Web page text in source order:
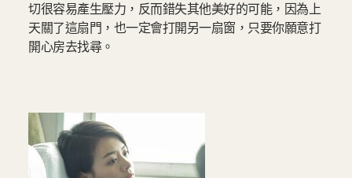
切很容易產生壓力，反而錯失其他美好的可能，因為上
天關了這扇門，也一定會打開另一扇窗，只要你願意打
開心房去找尋。